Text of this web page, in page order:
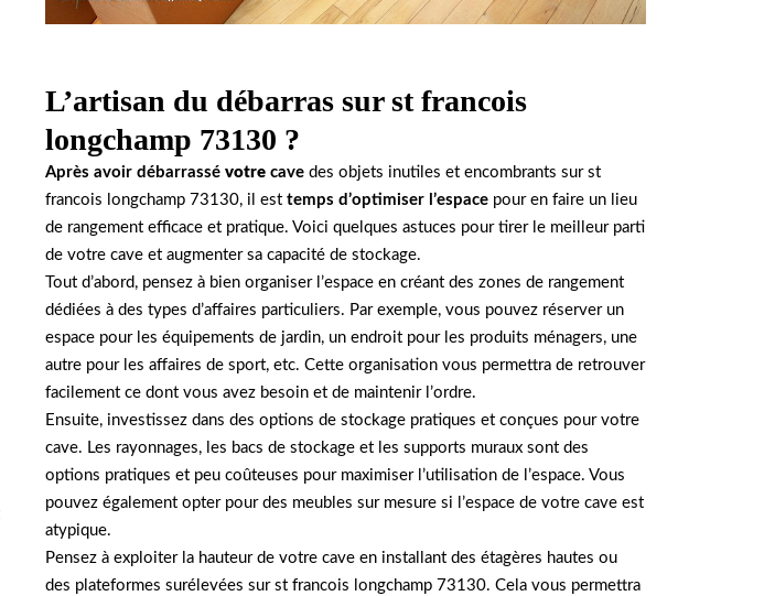
L’artisan du débarras sur st francois
longchamp 73130 ?
Après avoir débarrassé votre cave des objets inutiles et encombrants sur st
francois longchamp 73130, il est temps d’optimiser l’espace pour en faire un lieu
de rangement efficace et pratique. Voici quelques astuces pour tirer le meilleur parti
de votre cave et augmenter sa capacité de stockage.
Tout d’abord, pensez à bien organiser l’espace en créant des zones de rangement
dédiées à des types d’affaires particuliers. Par exemple, vous pouvez réserver un
espace pour les équipements de jardin, un endroit pour les produits ménagers, une
autre pour les affaires de sport, etc. Cette organisation vous permettra de retrouver
facilement ce dont vous avez besoin et de maintenir l’ordre.
Ensuite, investissez dans des options de stockage pratiques et conçues pour votre
cave. Les rayonnages, les bacs de stockage et les supports muraux sont des
options pratiques et peu coûteuses pour maximiser l’utilisation de l’espace. Vous
pouvez également opter pour des meubles sur mesure si l’espace de votre cave est
atypique.
Pensez à exploiter la hauteur de votre cave en installant des étagères hautes ou
des plateformes surélevées sur st francois longchamp 73130. Cela vous permettra